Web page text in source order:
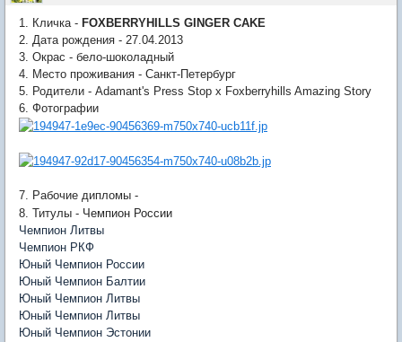
1. Кличка - FOXBERRYHILLS GINGER CAKE
2. Дата рождения - 27.04.2013
3. Окрас - бело-шоколадный
4. Место проживания - Санкт-Петербург
5. Родители - Adamant's Press Stop x Foxberryhills Amazing Story
6. Фотографии
7. Рабочие дипломы -
8. Титулы - Чемпион России
Чемпион Литвы
Чемпион РКФ
Юный Чемпион России
Юный Чемпион Балтии
Юный Чемпион Литвы
Юный Чемпион Литвы
Юный Чемпион Эстонии